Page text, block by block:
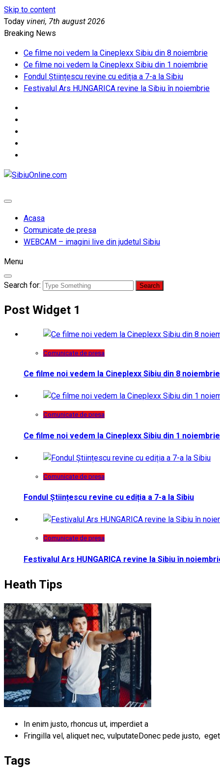
Skip to content
Today vineri, 7th august 2026
Breaking News
Ce filme noi vedem la Cineplexx Sibiu din 8 noiembrie
Ce filme noi vedem la Cineplexx Sibiu din 1 noiembrie
Fondul Științescu revine cu ediția a 7-a la Sibiu
Festivalul Ars HUNGARICA revine la Sibiu în noiembrie
Acasa
Comunicate de presa
WEBCAM – imagini live din judetul Sibiu
Menu
Search for:
Post Widget 1
Comunicate de presa
Ce filme noi vedem la Cineplexx Sibiu din 8 noiembrie
Comunicate de presa
Ce filme noi vedem la Cineplexx Sibiu din 1 noiembrie
Comunicate de presa
Fondul Științescu revine cu ediția a 7-a la Sibiu
Comunicate de presa
Festivalul Ars HUNGARICA revine la Sibiu în
Heath Tips
In enim justo, rhoncus ut, imperdiet a
Fringilla vel, aliquet nec, vulputateDonec pede justo,
Tags